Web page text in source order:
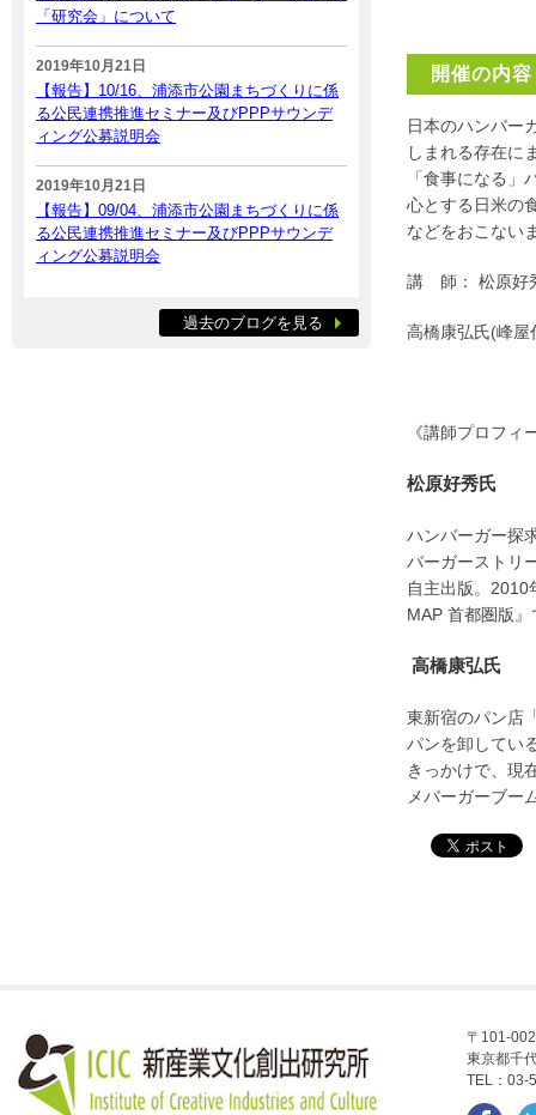
開催の内容
日本のハンバー
しまれる存在に
「食事になる
心とする日米の
などをおこない
講 師： 松原好
高橋康弘氏(峰屋
《講師プロフィ
松原好秀氏
ハンバーガー探
バーガーストリ
自主出版。2010
MAP 首都圏版
高橋康弘氏
東新宿のパン店
パンを卸してい
きっかけで、現
メバーガーブー
「研究会」について
2019年10月21日
【報告】10/16、浦添市公園まちづくりに係
る公民連携推進セミナー及びPPPサウンデ
ィング公募説明会
2019年10月21日
【報告】09/04、浦添市公園まちづくりに係
る公民連携推進セミナー及びPPPサウンデ
ィング公募説明会
過去のブログを見る
〒101-
東京都千
TEL：